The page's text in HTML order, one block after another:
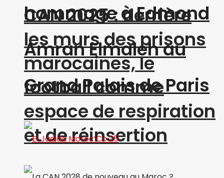
CAN 2025 : derrière
les murs des prisons
marocaines, le
football comme
espace de respiration
et de réinsertion
hommage à Edmond
Amran Elmaleh au
Grand Palais de Paris